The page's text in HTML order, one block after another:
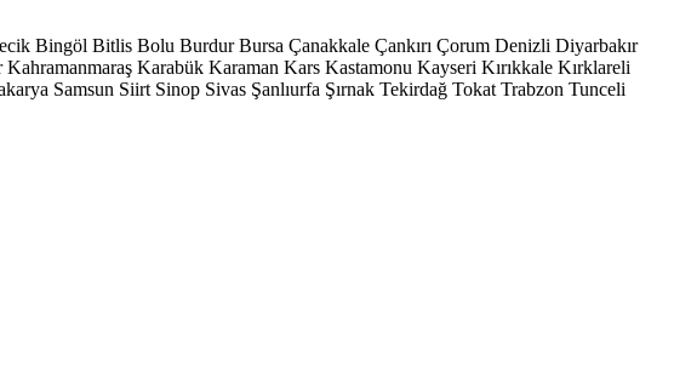
Bingöl Bitlis Bolu Burdur Bursa Çanakkale Çankırı Çorum Denizli Diyarbakır
Kahramanmaraş Karabük Karaman Kars Kastamonu Kayseri Kırıkkale Kırklareli
Samsun Siirt Sinop Sivas Şanlıurfa Şırnak Tekirdağ Tokat Trabzon Tunceli